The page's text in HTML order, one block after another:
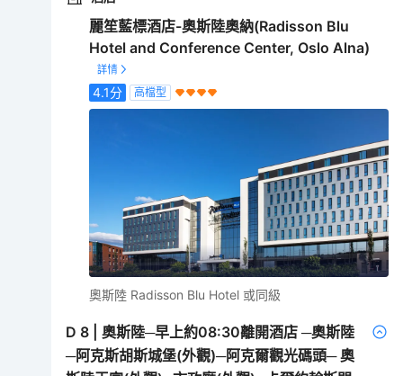
麗笙藍標酒店-奧斯陸奧納(Radisson Blu
Hotel and Conference Center, Oslo Alna)
4.1分 高檔型
奧斯陸 Radisson Blu Hotel 或同級
D 8 |奧斯陸─早上約08:30離開酒店 ─奧斯陸
─阿克斯胡斯城堡(外觀)─阿克爾觀光碼頭─ 奧